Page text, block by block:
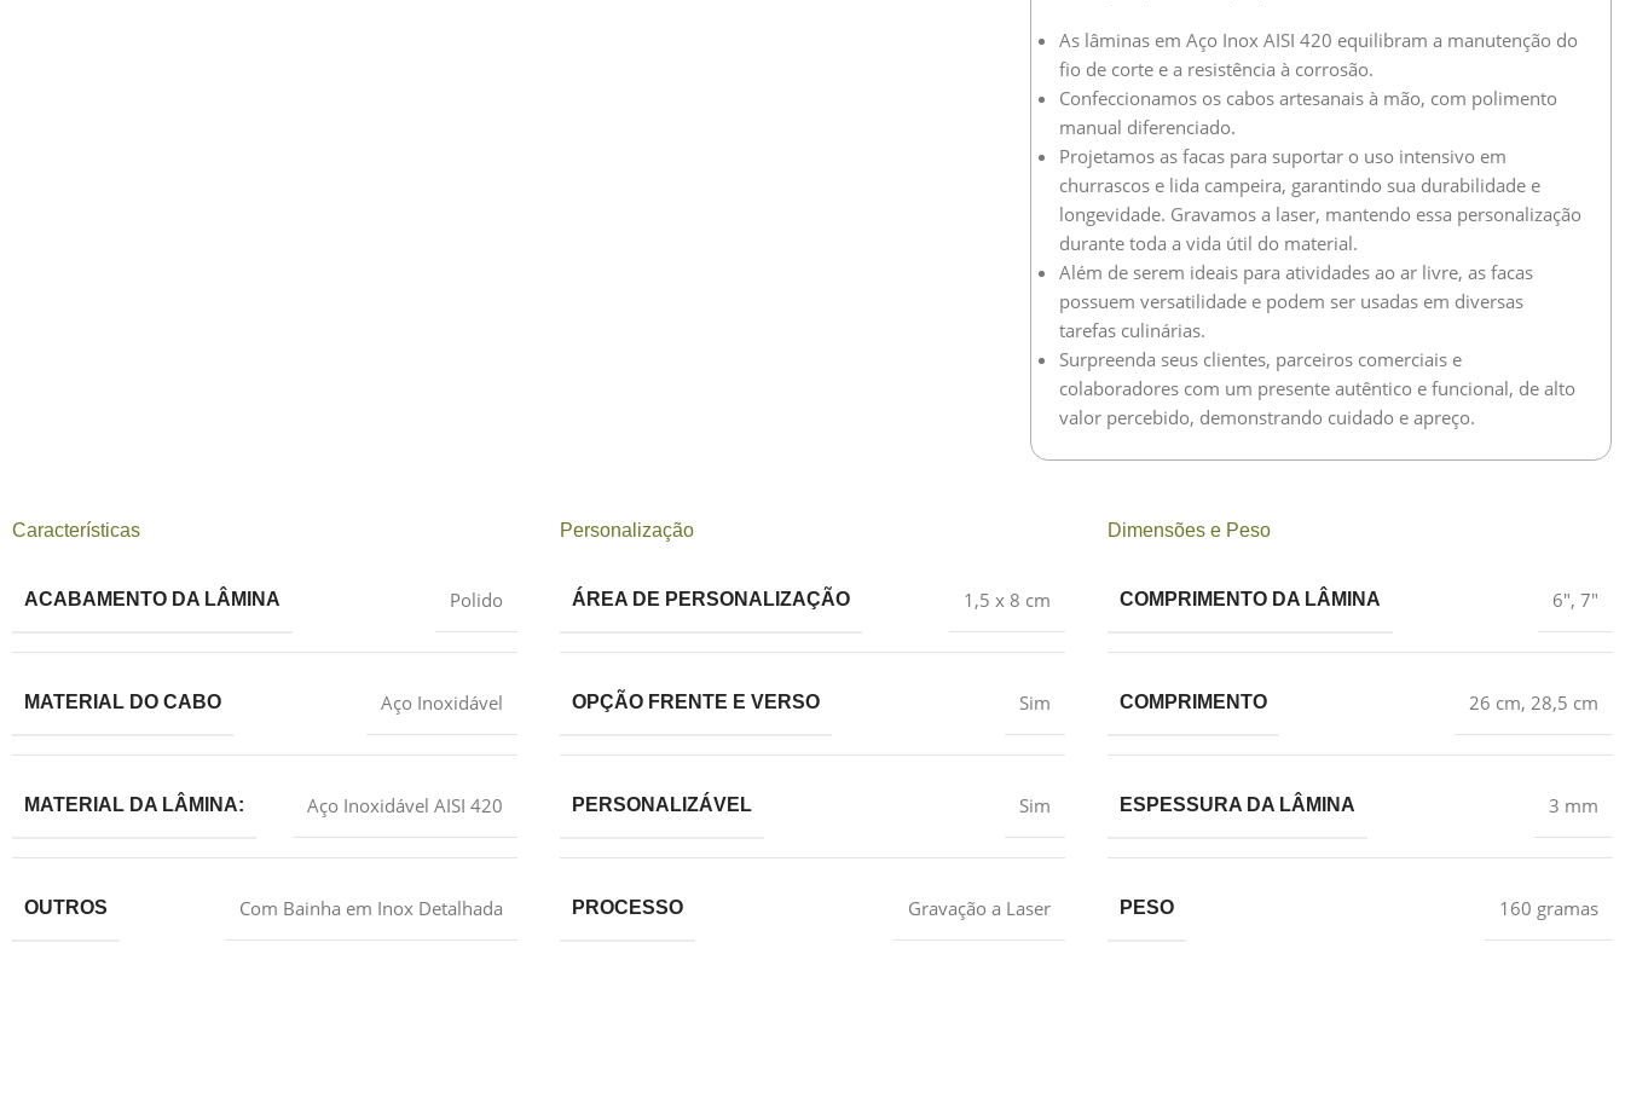
As lâminas em Aço Inox AISI 420 equilibram a manutenção do
fio de corte e a resistência à corrosão.
Confeccionamos os cabos artesanais à mão, com polimento
manual diferenciado.
Projetamos as facas para suportar o uso intensivo em
churrascos e lida campeira, garantindo sua durabilidade e
longevidade. Gravamos a laser, mantendo essa personalização
durante toda a vida útil do material.
Além de serem ideais para atividades ao ar livre, as facas
possuem versatilidade e podem ser usadas em diversas
tarefas culinárias.
Surpreenda seus clientes, parceiros comerciais e
colaboradores com um presente autêntico e funcional, de alto
valor percebido, demonstrando cuidado e apreço.
Características
ACABAMENTO DA LÂMINA Polido
MATERIAL DO CABO Aço Inoxidável
MATERIAL DA LÂMINA: Aço Inoxidável AISI 420
OUTROS Com Bainha em Inox Detalhada
Personalização
ÁREA DE PERSONALIZAÇÃO 1,5 x 8 cm
OPÇÃO FRENTE E VERSO Sim
PERSONALIZÁVEL Sim
PROCESSO Gravação a Laser
Dimensões e Peso
COMPRIMENTO DA LÂMINA 6″, 7″
COMPRIMENTO 26 cm, 28,5 cm
ESPESSURA DA LÂMINA 3 mm
PESO 160 gramas